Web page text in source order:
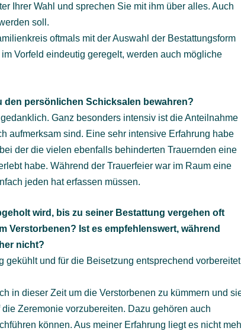
Ihrer Wahl und sprechen Sie mit ihm über alles. Auch
soll.
oftmals mit der Auswahl der Bestattungsform
Vorfeld eindeutig geregelt, werden auch mögliche
den persönlichen Schicksalen bewahren?
Ganz besonders intensiv ist die Anteilnahme
aufmerksam sind. Eine sehr intensive Erfahrung habe
der die vielen ebenfalls behinderten Trauernden eine
habe. Während der Trauerfeier war im Raum eine
jeden hat erfassen müssen.
wird, bis zu seiner Bestattung vergehen oft
Verstorbenen? Ist es empfehlenswert, während
nicht?
gekühlt und für die Beisetzung entsprechend
in dieser Zeit um die Verstorbenen zu kümmern und
Zeremonie vorzubereiten. Dazu gehören auch
können. Aus meiner Erfahrung liegt es nicht